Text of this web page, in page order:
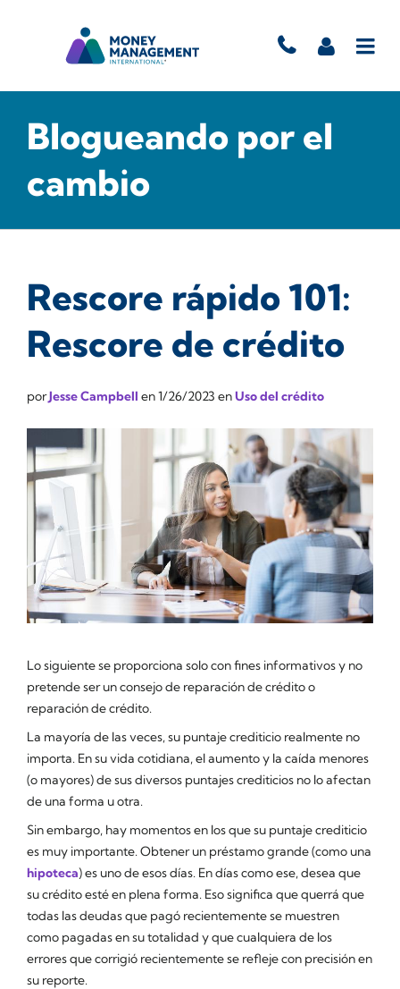
Blogueando por el
cambio
Rescore rápido 101:
Rescore de crédito
porJesse Campbell en1/26/2023 enUso del crédito
Lo siguiente se proporciona solo con fines informativos y no
pretende ser un consejo de reparación de crédito o
reparación de crédito.
La mayoría de las veces, su puntaje crediticio realmente no
importa. En su vida cotidiana, el aumento y la caída menores
(o mayores) de sus diversos puntajes crediticios no lo afectan
de una forma u otra.
Sin embargo, hay momentos en los que su puntaje crediticio
es muy importante. Obtener un préstamo grande (como una
hipoteca) es uno de esos días. En días como ese, desea que
su crédito esté en plena forma. Eso significa que querrá que
todas las deudas que pagó recientemente se muestren
como pagadas en su totalidad y que cualquiera de los
errores que corrigió recientemente se refleje con precisión en
su reporte.